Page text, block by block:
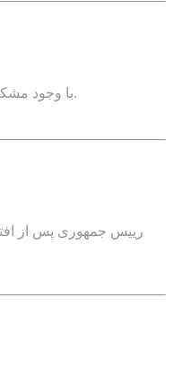
با وجود مشکل تامین مواد اولیه در ذوب آهن اصفهان، اما با برنامه ریزی های انجام گرفته، محصولات این مجموعه در سبدهای کامل و با مطلوبیت بالا در بورس کالا به متقاضیان عرضه می شود.